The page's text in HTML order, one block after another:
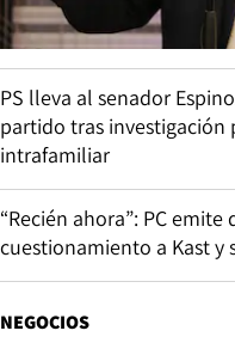
PS lleva al senador
partido tras investigación
intrafamiliar
“Recién ahora”: PC
cuestionamiento a Kast y
NEGOCIOS